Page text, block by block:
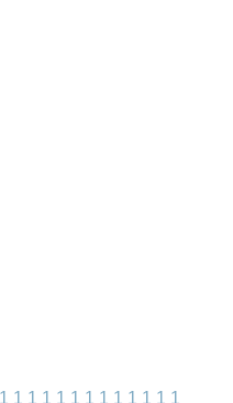
1 1 1 1 1 1 1 1 1 1 1 1 1